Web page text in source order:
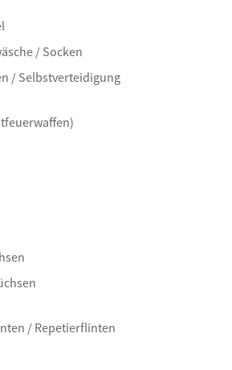
/ Socken
/ Selbstverteidigung
/ Repetierflinten